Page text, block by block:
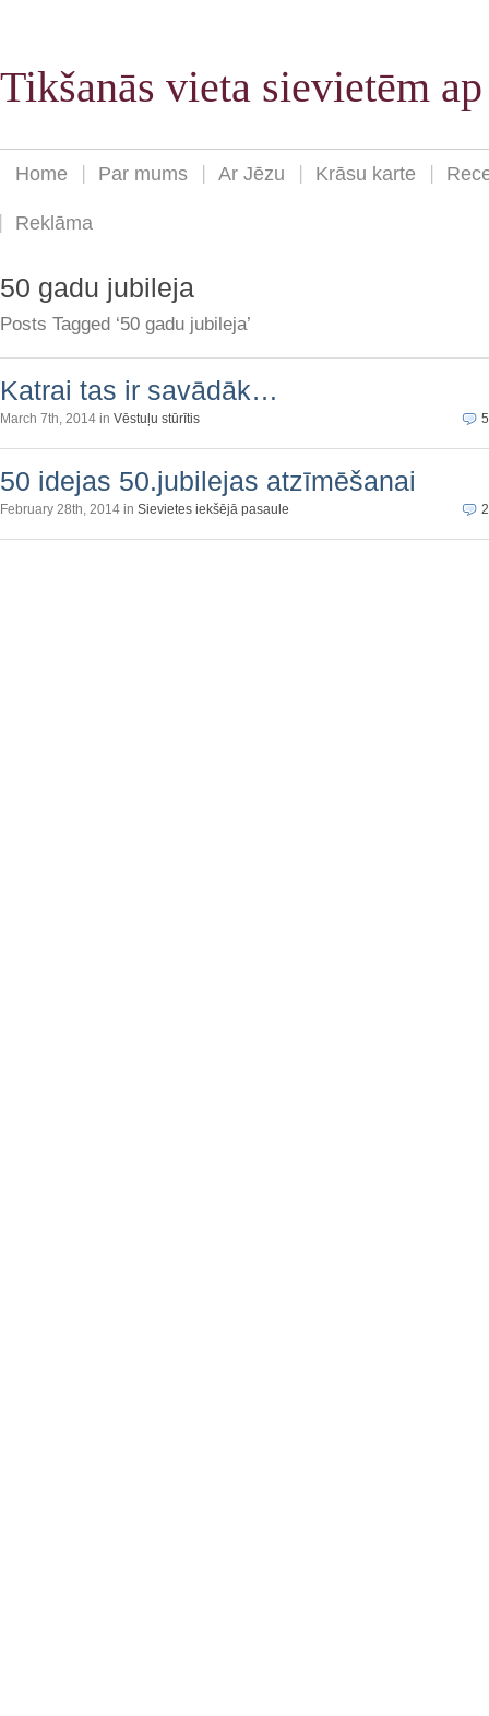
Tikšanās vieta sievietēm
Home Par mums Ar Jēzu Krāsu karte
Reklāma
50 gadu jubileja
Posts Tagged ‘50 gadu jubileja’
Katrai tas ir savādāk…
March 7th, 2014 in Vēstuļu stūrītis
50 idejas 50.jubilejas atzīmēšanai
February 28th, 2014 in Sievietes iekšējā pasaule